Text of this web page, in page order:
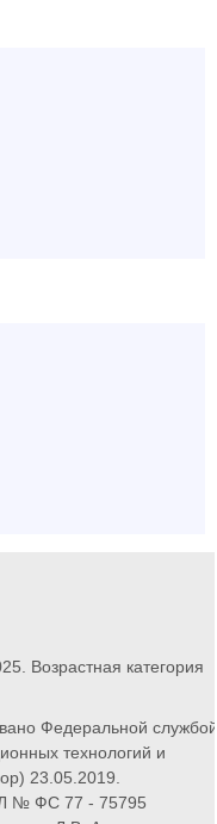
Возрастная категория
Федеральной службой
технологий и
23.05.2019.
№ ФС 77 - 75795